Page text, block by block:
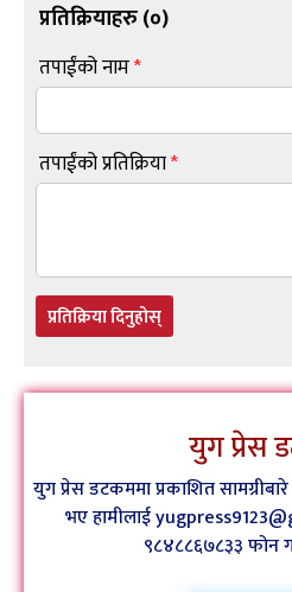
प्रतिक्रियाहरु (०)
तपाईंको नाम*
तपाईंको प्रतिक्रिया*
प्रतिक्रिया दिनुहोस्
युग प्रेस
युग प्रेस डटकममा प्रकाशित
भए हामीलाई
९८४८८६७८३३ फोन